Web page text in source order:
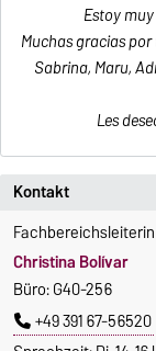
Estoy
Muchas gracias
Sabrina, Maru,
Les
Kontakt
Christina Bolívar
Büro: G40-256
+49 391 67-56520